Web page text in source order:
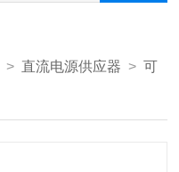
> 直流电源供应器 >可